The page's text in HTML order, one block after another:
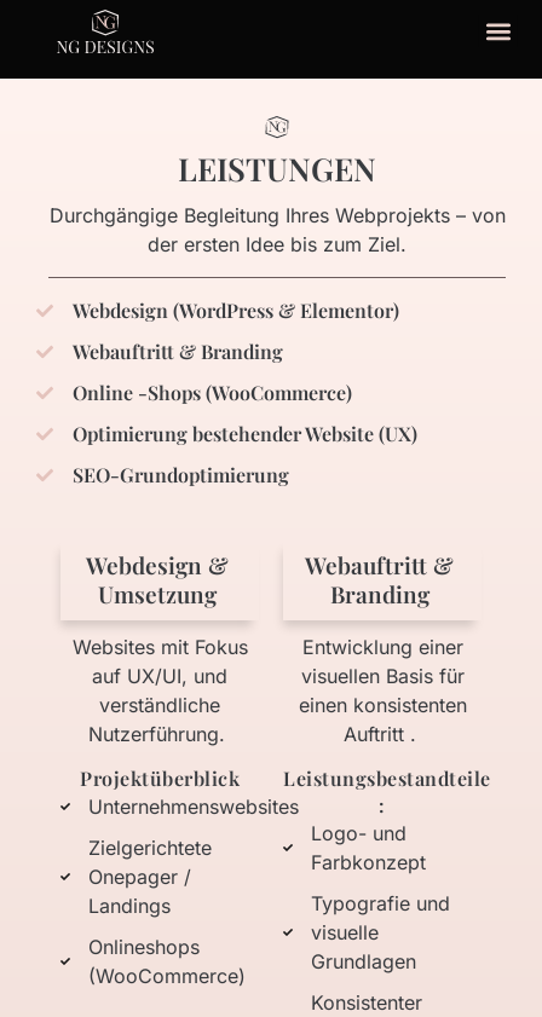
LEISTUNGEN
Durchgängige Begleitung Ihres Webprojekts – von
der ersten Idee bis zum Ziel.
Webdesign (WordPress & Elementor)
Webauftritt & Branding
Online -Shops (WooCommerce)
Optimierung bestehender Website (UX)
SEO-Grundoptimierung
Webdesign &
Umsetzung
Websites mit Fokus
auf UX/UI, und
verständliche
Nutzerführung.
Projektüberblick
Unternehmenswebsites
Zielgerichtete
Onepager /
Landings
Onlineshops
(WooCommerce)
Webauftritt &
Branding
Entwicklung einer
visuellen Basis für
einen konsistenten
Auftritt .
Leistungsbestandteile
:
Logo- und
Farbkonzept
Typografie und
visuelle
Grundlagen
Konsistenter